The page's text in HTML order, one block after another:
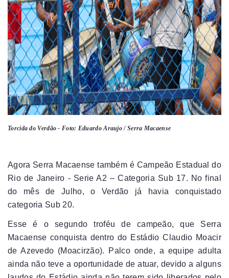
Torcida do Verdão - Foto: Eduardo Araujo / Serra Macaense
Agora Serra Macaense também é Campeão Estadual do
Rio de Janeiro - Serie A2 – Categoria Sub 17. No final
do mês de Julho, o Verdão já havia conquistado
categoria Sub 20.
Esse é o segundo troféu de campeão, que Serra
Macaense conquista dentro do Estádio Claudio Moacir
de Azevedo (Moacirzão). Palco onde, a equipe adulta
ainda não teve a oportunidade de atuar, devido a alguns